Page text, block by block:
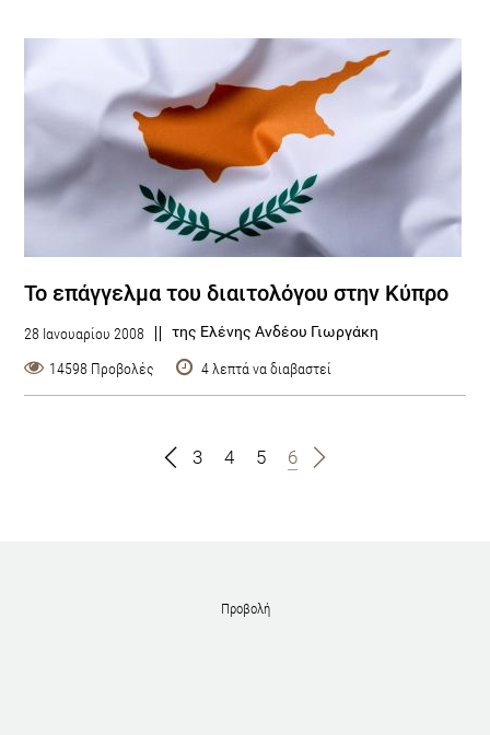
Το επάγγελμα του διαιτολόγου στην Κύπρο
28 Ιανουαρίου 2008 της Ελένης Ανδέου Γιωργάκη
14598 Προβολές 4 λεπτά να διαβαστεί
3 4 5 6
Προβολή